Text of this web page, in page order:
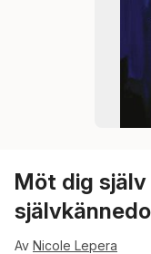
Möt dig
Av Nicole Lepera